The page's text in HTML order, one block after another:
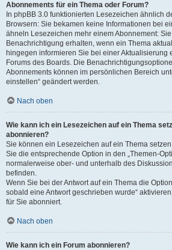
Abonnements für ein Thema oder Forum?
In phpBB 3.0 funktionierten Lesezeichen ähnlich
Browsern: Sie bekamen keine Informationen bei
ähneln Lesezeichen mehr einem Abonnement:
Benachrichtigung erhalten, wenn ein Thema
hingegen informieren Sie bei einer Aktualisierung
Forums des Boards. Die
Abonnements können im persönlichen Bereich
einstellen“ geändert werden.
Nach oben
Wie kann ich ein Lesezeichen auf ein Thema
abonnieren?
Sie können ein Lesezeichen auf ein Thema
Sie die entsprechende Option in den „Themen-
normalerweise ober- und unterhalb des
befinden.
Wenn Sie bei der Antwort auf ein Thema die
sobald eine Antwort geschrieben wurde“
für Sie abonniert.
Nach oben
Wie kann ich ein Forum abonnieren?